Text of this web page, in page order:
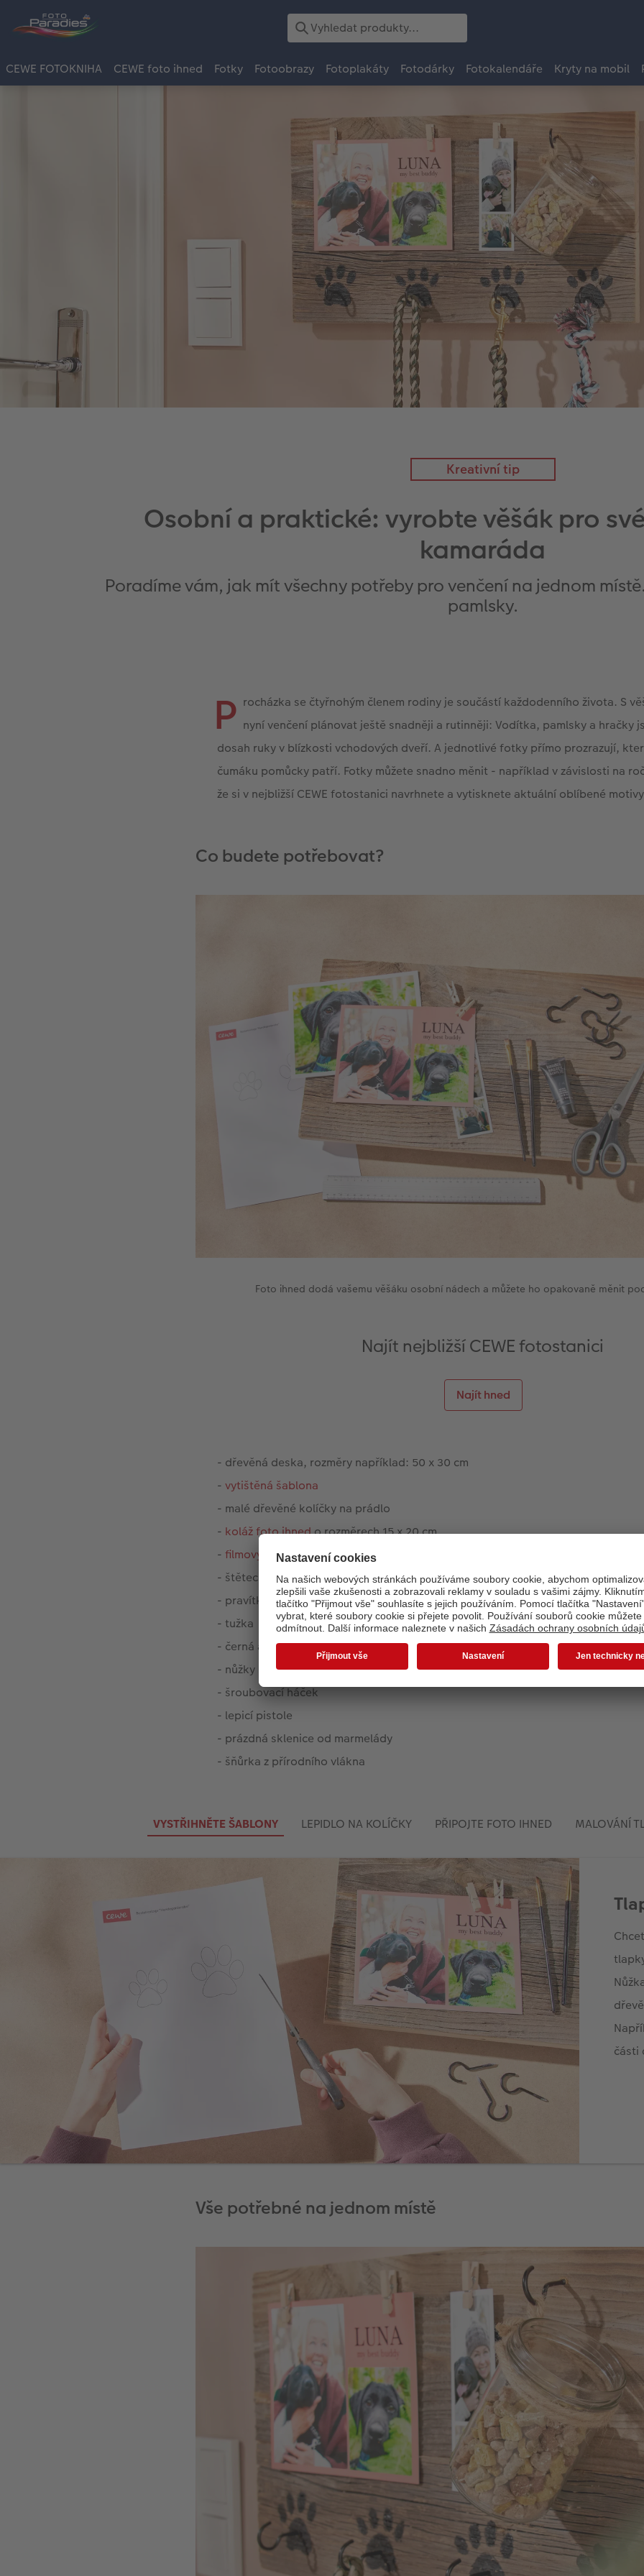
CEWE FOTOKNIHA CEWE foto ihned Fotky Fotoobrazy Fotoplakáty Fotodárky Fotokalendáře Kryty na mobil
Kreativní tip
Osobní a praktické: vyrobte věšák pro
kamaráda
Poradíme vám, jak mít všechny potřeby pro venčení na jednom
pamlsky.
P rocházka se čtyřnohým členem rodiny je součástí každodenního života. S
nyní venčení plánovat ještě snadněji a rutinněji: Vodítka, pamlsky a hračky
dosah ruky v blízkosti vchodových dveří. A jednotlivé fotky přímo prozrazují,
čumáku pomůcky patří. Fotky můžete snadno měnit - například v závislosti na
že si v nejbližší CEWE fotostanici navrhnete a vytisknete aktuální oblíbené
Co budete potřebovat?
Foto ihned dodá vašemu věšáku osobní nádech a můžete ho opakovaně měnit
Najít nejbližší CEWE fotostanici
Najít hned
- dřevěná deska, rozměry například: 50 x 30 cm
-vytištěná šablona
- malé dřevěné kolíčky na prádlo
- koláž foto ihnedo rozměrech 15 x 20 cm
-filmový pás foto ihned
- štětec
- pravítko
- tužka
- černá akrylová barva
- nůžky
- šroubovací háček
- lepicí pistole
- prázdná sklenice od marmelády
- šňůrka z přírodního vlákna
Vše potřebné na jednom místě